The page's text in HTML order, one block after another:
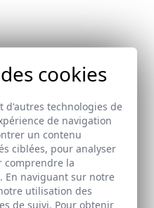
cookies
d'autres technologies de
de navigation
un contenu
ciblées, pour analyser
comprendre la
En naviguant sur notre
utilisation des
de suivi. Pour obtenir